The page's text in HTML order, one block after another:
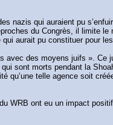
nazis qui auraient pu
du Congrès, il limite le
aurait pu constituer pour
avec des moyens juifs ». Ce
sont morts pendant la
qu’une telle agence soit
WRB ont eu un impact